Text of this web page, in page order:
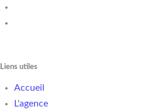
Liens utiles
Accueil
L'agence